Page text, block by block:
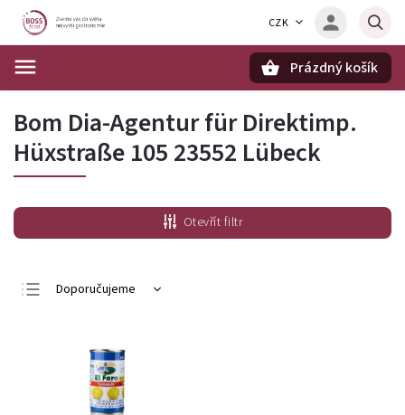
CZK
Prázdný košík
Bom Dia-Agentur für Direktimp.
Hüxstraße 105 23552 Lübeck
Otevřít filtr
Doporučujeme
Nejdražší
Nejprodávanější
Abecedně